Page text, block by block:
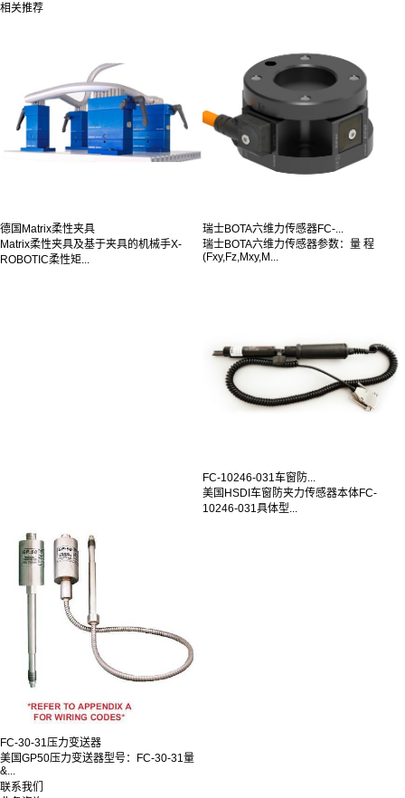
相关推荐
德国Matrix柔性夹具
Matrix柔性夹具及基于夹具的机械手X-
ROBOTIC柔性矩...
瑞士BOTA六维力传感器FC-...
瑞士BOTA六维力传感器参数：量 程
(Fxy,Fz,Mxy,M...
FC-10246-031车窗防...
美国HSDI车窗防夹力传感器本体FC-
10246-031具体型...
FC-30-31压力变送器
美国GP50压力变送器型号：FC-30-31量
&...
联系我们